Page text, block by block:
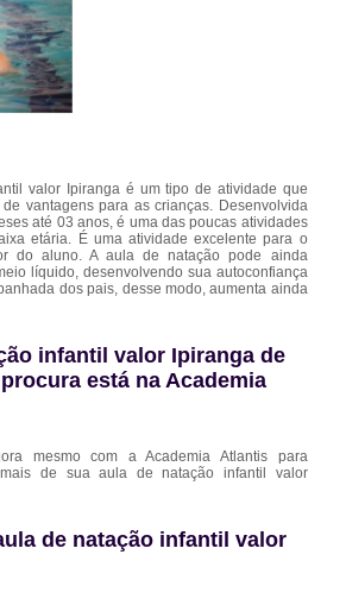
valor Ipiranga é um tipo de atividade que
vantagens para as crianças. Desenvolvida
até 03 anos, é uma das poucas atividades
etária. É uma atividade excelente para o
do aluno. A aula de natação pode ainda
líquido, desenvolvendo sua autoconfiança
dos pais, desse modo, aumenta ainda
infantil valor Ipiranga de
está na Academia
mesmo com a Academia Atlantis para
de sua aula de natação infantil valor
de natação infantil valor